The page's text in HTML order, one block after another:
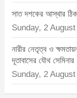
সাত দশকের আস্থার
Sunday, 2
নারীর নেতৃত্ব ও
দূতাবাসের যৌথ সেমিনার
Sunday, 2